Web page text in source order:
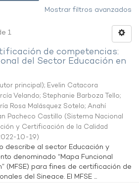
Mostrar filtros avanzados
1
de competencias:
del Sector Educación en
principal); Evelin Catacora
Velando; Stephanie Barboza Tello;
Rosa Malásquez Sotelo; Anahí
Pacheco Castillo (Sistema Nacional
y Certificación de la Calidad
10-19)
describe al sector Educación y
denominado “Mapa Funcional
(MFSE) para fines de certificación de
del Sineace. El MFSE ...